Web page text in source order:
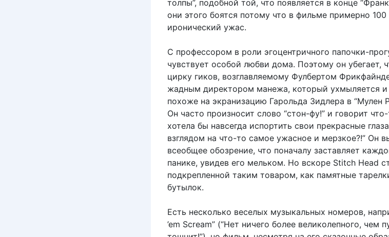
толпы”, подобной той, что появляется в конце
они этого боятся потому что в фильме примерно
иронический ужас.
С профессором в роли эгоцентричного папочки-
чувствует особой любви дома. Поэтому он убегает,
цирку гиков, возглавляемому Фулбертом
жадным директором манежа, который ухмыляется и
похоже на экранизацию Гарольда Зидлера в “Мулен
Он часто произносит слово “стон-фу!” и говорит
хотела бы навсегда испортить свои прекрасные
взглядом на что-то самое ужасное и мерзкое?!” Он
всеобщее обозрение, что поначалу заставляет
панике, увидев его мельком. Но вскоре Stitch Head
подкрепленной таким товаром, как памятные
бутылок.
Есть несколько веселых музыкальных номеров,
’em Scream” (“Нет ничего более великолепного, чем